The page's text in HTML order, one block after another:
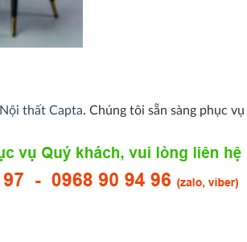
Nội thất Capta. Chúng tôi sẵn sàng phục vụ